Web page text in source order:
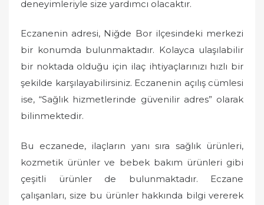
deneyimleriyle size yardımcı olacaktır.
Eczanenin adresi, Niğde Bor ilçesindeki merkezi
bir konumda bulunmaktadır. Kolayca ulaşılabilir
bir noktada olduğu için ilaç ihtiyaçlarınızı hızlı bir
şekilde karşılayabilirsiniz. Eczanenin açılış cümlesi
ise, “Sağlık hizmetlerinde güvenilir adres” olarak
bilinmektedir.
Bu eczanede, ilaçların yanı sıra sağlık ürünleri,
kozmetik ürünler ve bebek bakım ürünleri gibi
çeşitli ürünler de bulunmaktadır. Eczane
çalışanları, size bu ürünler hakkında bilgi vererek